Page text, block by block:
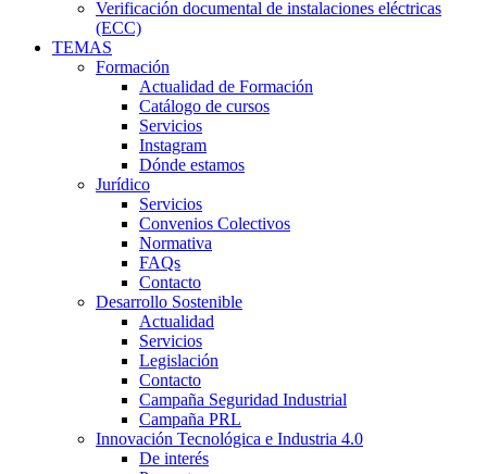
Verificación documental de instalaciones eléctricas
(ECC)
TEMAS
Formación
Actualidad de Formación
Catálogo de cursos
Servicios
Instagram
Dónde estamos
Jurídico
Servicios
Convenios Colectivos
Normativa
FAQs
Contacto
Desarrollo Sostenible
Actualidad
Servicios
Legislación
Contacto
Campaña Seguridad Industrial
Campaña PRL
Innovación Tecnológica e Industria 4.0
De interés